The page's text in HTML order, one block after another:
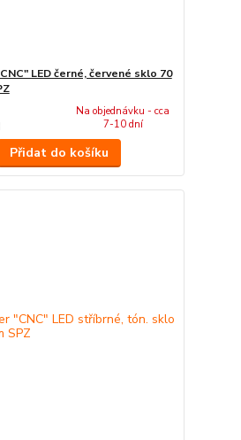
LED černé, červené sklo 70
Na objednávku - cca
7-10 dní
Přidat do košíku